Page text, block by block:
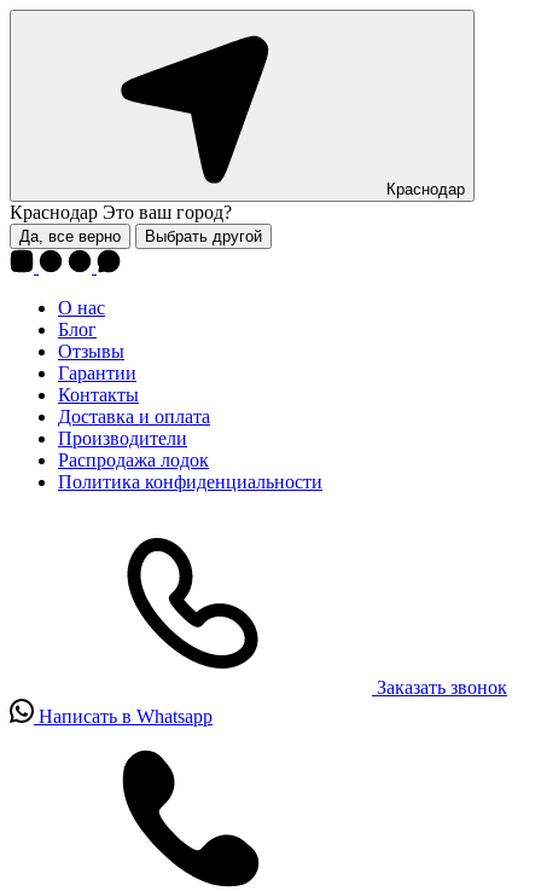
Краснодар
Краснодар Это ваш город?
Да, все верно Выбрать другой
О нас
Блог
Отзывы
Гарантии
Контакты
Доставка и оплата
Производители
Распродажа лодок
Политика конфиденциальности
Заказать звонок
Написать в Whatsapp